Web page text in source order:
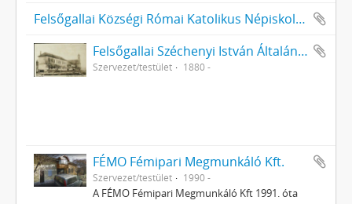
Felsőgallai Községi Római Katolikus Népiskola (1948-ig)
Felsőgallai Széchenyi István Általános Iskola
Szervezet/testület 1880 -
FÉMO Fémipari Megmunkáló Kft.
Szervezet/testület 1990 -
A FÉMO Fémipari Megmunkáló Kft 1991. óta